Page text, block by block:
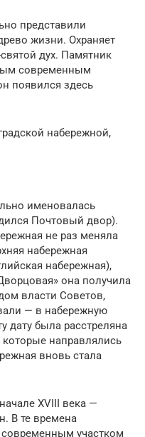
представили
жизни. Охраняет
дух. Памятник
современным
появился здесь
набережной,
именовалась
Почтовый двор).
не раз меняла
набережная
набережная),
она получила
власти Советов,
— в набережную
дату была расстреляна
направлялись
вновь стала
XVIII века —
В те времена
участком